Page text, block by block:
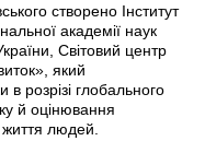
створено Інститут
академії наук
Світовий центр
який
в розрізі глобального
й оцінювання
життя людей.